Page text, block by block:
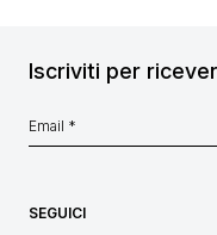
Iscriviti per
SEGUICI